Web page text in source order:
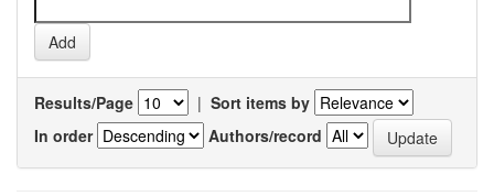
Results/Page | Sort items by
In order
Authors/record